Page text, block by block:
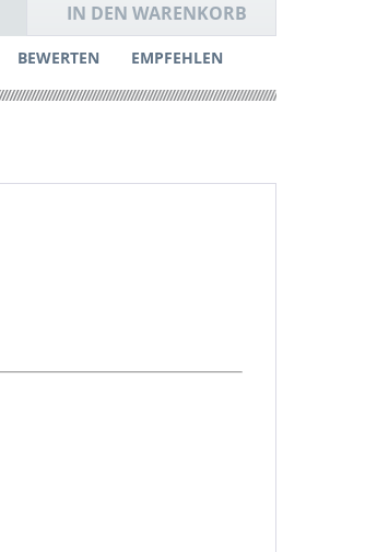
IN DEN WARENKORB
BEWERTEN EMPFEHLEN